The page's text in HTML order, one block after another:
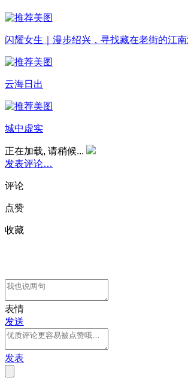
闪耀女生｜漫步绍兴，寻找藏在老街的江
云海日出
城中虚实
正在加载, 请稍候...
发表评论…
评论
点赞
收藏
表情
发送
发表